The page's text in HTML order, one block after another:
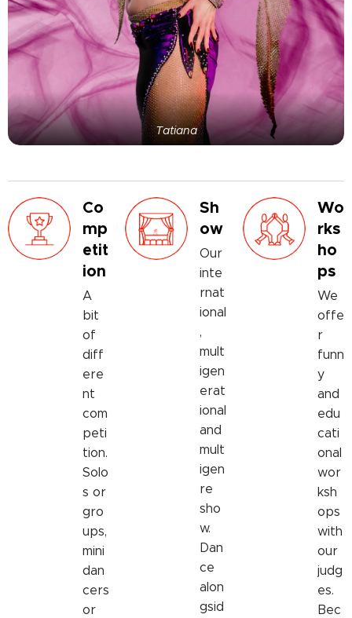
Tatiana
Co
mp
etit
ion
A
bit
of
diff
ere
nt
com
peti
tion.
Solo
s or
gro
ups,
mini
dan
cers
or
Sh
ow
Our
inte
rnat
ional
,
mult
igen
erat
ional
and
mult
igen
re
sho
w.
Dan
ce
alon
gsid
Wo
rks
ho
ps
We
offe
r
funn
y
and
edu
cati
onal
wor
ksh
ops
with
our
judg
es.
Bec